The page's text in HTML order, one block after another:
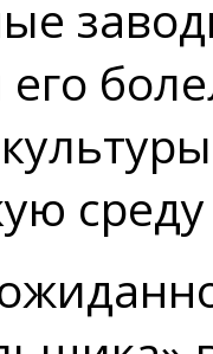
его